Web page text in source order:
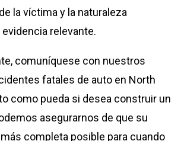
la víctima y la naturaleza
relevante.
comuníquese con nuestros
fatales de auto en North
como pueda si desea construir un
asegurarnos de que su
completa posible para cuando